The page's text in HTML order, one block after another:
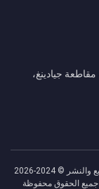
1، 5825 طريق هوي، مقاطعة جيادينغ،
الصين جودة جيدة آلة قطع الأنابيب بالليزر المورد. حقوق الطبع والنشر © 2024-2026